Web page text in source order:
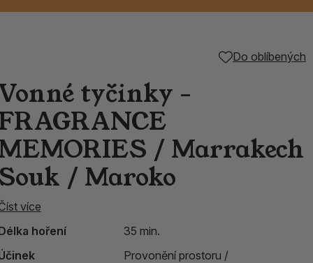
Orientální kovové
lucerny
Do oblíbených
tyčinky -
/ Marrakech
/ Maroko
více
hoření
35 min.
Provonění prostoru /